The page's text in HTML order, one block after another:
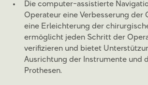
Die computer-assistierte
Operateur eine Verbesserung der
eine Erleichterung der
ermöglicht jeden Schritt der
verifizieren und bietet
Ausrichtung der Instrumente und
Prothesen.